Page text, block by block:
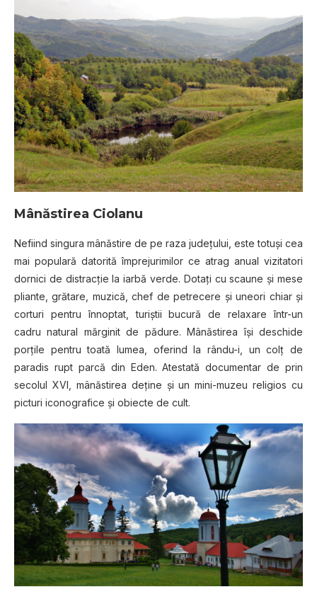
Mânăstirea Ciolanu
Nefiind singura mânăstire de pe raza judeţului, este totuşi cea
mai populară datorită împrejurimilor ce atrag anual vizitatori
dornici de distracţie la iarbă verde. Dotaţi cu scaune şi mese
pliante, grătare, muzică, chef de petrecere şi uneori chiar şi
corturi pentru înnoptat, turiştii bucură de relaxare într-un
cadru natural mărginit de pădure. Mânăstirea îşi deschide
porţile pentru toată lumea, oferind la rându-i, un colţ de
paradis rupt parcă din Eden. Atestată documentar de prin
secolul XVI, mânăstirea deţine şi un mini-muzeu religios cu
picturi iconografice şi obiecte de cult.